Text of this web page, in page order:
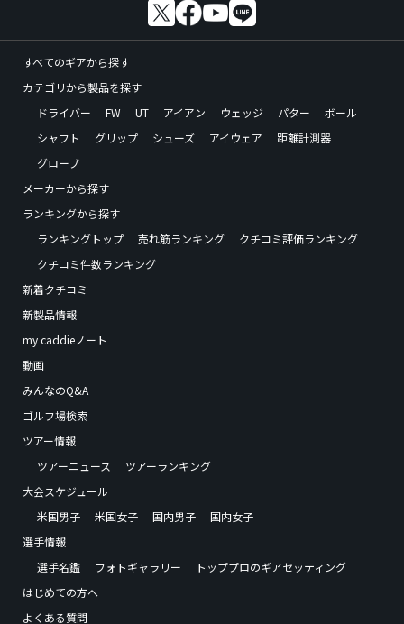
すべてのギアから探す
カテゴリから製品を探す
ドライバー
FW UT アイアン ウェッジ パター
ボール
シャフト
グリップ シューズ アイウェア
距離計測器
グローブ
メーカーから探す
ランキングから探す
ランキングトップ
売れ筋ランキング
クチコミ評価ランキング
クチコミ件数ランキング
新着クチコミ
新製品情報
my caddieノート
動画
みんなのQ&A
ゴルフ場検索
ツアー情報
ツアーニュース
ツアーランキング
大会スケジュール
米国男子
米国女子 国内男子
国内女子
選手情報
選手名鑑
フォトギャラリー
トッププロのギアセッティング
はじめての方へ
よくある質問